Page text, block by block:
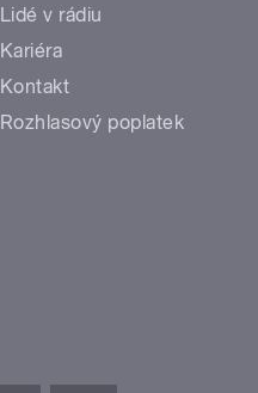
Lidé v rádiu
Kariéra
Kontakt
Rozhlasový poplatek